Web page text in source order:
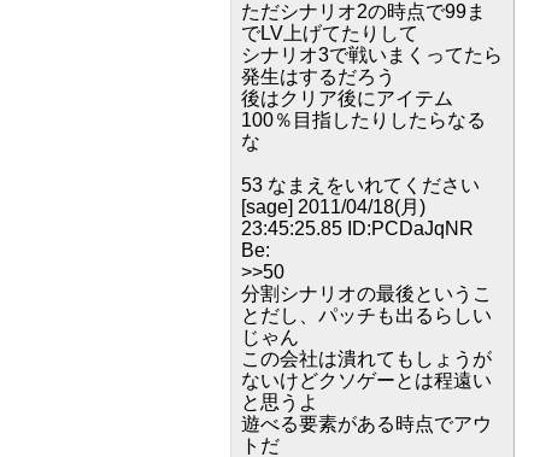
ただシナリオ2の時点で99ま
でLV上げてたりして
シナリオ3で戦いまくってたら
発生はするだろう
後はクリア後にアイテム
100％目指したりしたらなる
な
53 なまえをいれてください
[sage] 2011/04/18(月)
23:45:25.85 ID:PCDaJqNR
Be:
>>50
分割シナリオの最後というこ
とだし、パッチも出るらしい
じゃん
この会社は潰れてもしょうが
ないけどクソゲーとは程遠い
と思うよ
遊べる要素がある時点でアウ
トだ